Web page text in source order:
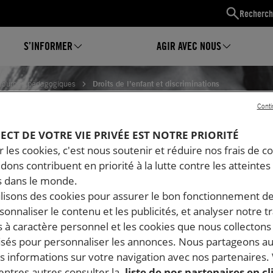
S’INFORMER AGIR AVEC NOUS
pédagogiques Droits de l’enfant et discriminations
L’ENFANT ET
DE VOTRE VIE PRIVÉE EST NOTRE PRIORITÉ
les cookies, c'est nous soutenir et réduire nos frais de
contribuent en priorité à la lutte contre les
dans le monde.
des cookies pour assurer le bon fonctionnement
le contenu et les publicités, et analyser notre
à caractère personnel et les cookies que nous
pour personnaliser les annonces. Nous partageons
informations sur votre navigation avec nos partenaires.